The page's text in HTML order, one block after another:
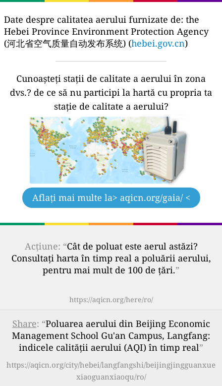
Date despre calitatea aerului furnizate de: the
Hebei Province Environment Protection Agency
(河北省空气质量自动发布系统) (hebei.gov.cn)
Cunoașteți stații de calitate a aerului în zona
dvs.? de ce să nu participi la hartă cu propria ta
stație de calitate a aerului?
Aflați mai multe la> aqicn.org/gaia/ <
Acțiune: “Cât de poluat este aerul astăzi?
Consultați harta în timp real a poluării aerului,
pentru mai mult de 100 de țări.”
https://aqicn.org/here/ro/
Share: “Poluarea aerului din Beijing Economic
Management School Gu'an Campus, Langfang:
indicele calității aerului (AQI) în timp real”
https://aqicn.org/city/hebei/langfangshi/beijingjingguanxue
xiaoguanxiaoqu/ro/